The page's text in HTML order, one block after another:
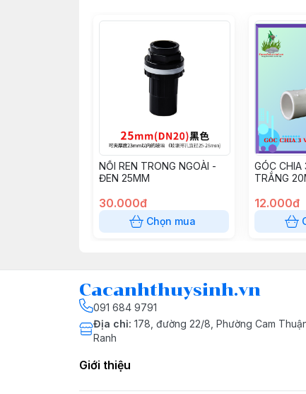
NỐI REN TRONG NGOÀI -
ĐEN 25MM
30.000đ
Chọn mua
GÓC CHIA
TRẮNG
12.000đ
Cacanhthuysinh.vn
091 684 9791
Địa chỉ: 178, đường 22/8, Phường Cam
Ranh
Giới thiệu